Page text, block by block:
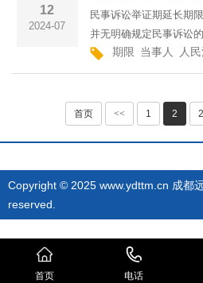
12
2024-07
民事诉讼举证期延长期
并无明确规定民事诉讼
时间，根据《中华人民
如果在举证期限内提供
期限 当事人 人
首页 << 1 2
Copyright © 2025 www.ydttm.cn 成都
reserved.
首页 电话